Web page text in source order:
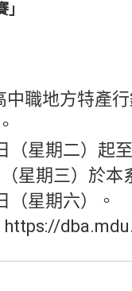
職地方特產
（星期二）起
星期三）於本
（星期六）。